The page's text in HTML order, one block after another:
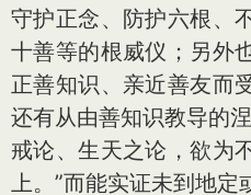
守护正念、防护六根、
十善等的根威仪；另外
正善知识、亲近善友而
还有从由善知识教导的
戒论、生天之论，欲为
上。”而能实证未到地定